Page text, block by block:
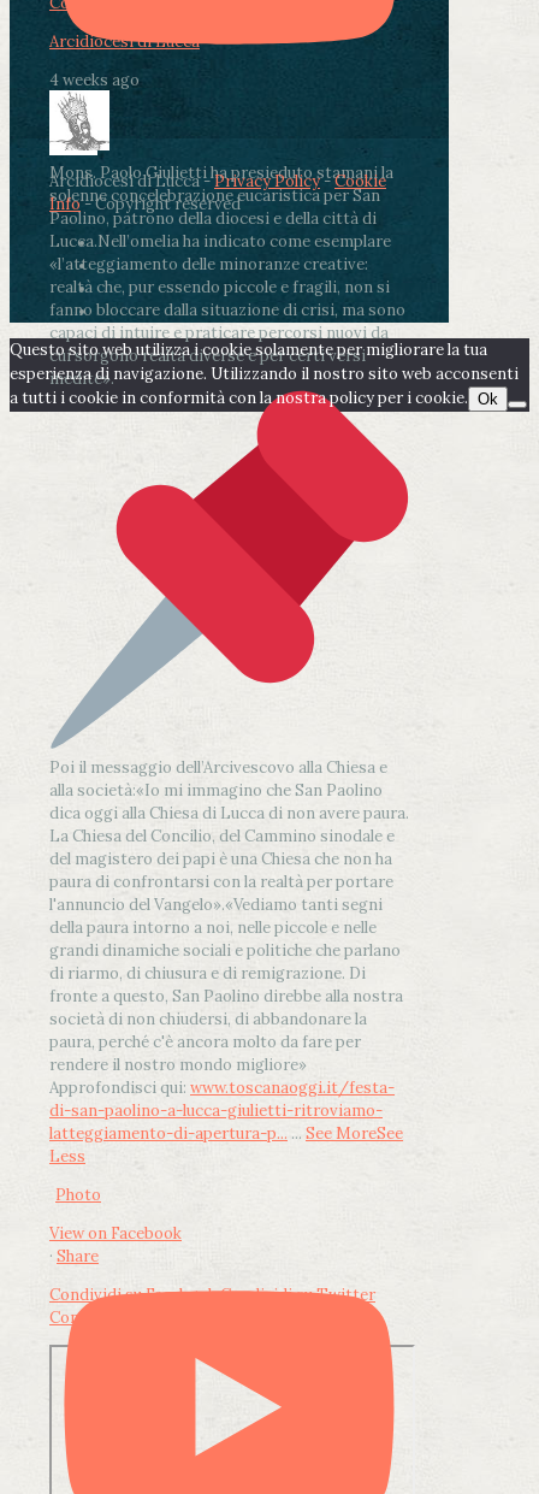
Arcidiocesi di Lucca
4 weeks ago
Mons. Paolo Giulietti ha presieduto stamani la
solenne concelebrazione eucaristica per San
Paolino, patrono della diocesi e della città di
Lucca.Nell’omelia ha indicato come esemplare
«l’atteggiamento delle minoranze creative:
realtà che, pur essendo piccole e fragili, non si
fanno bloccare dalla situazione di crisi, ma sono
capaci di intuire e praticare percorsi nuovi da
cui sorgono realtà diverse e per certi versi
inedite».
Poi il messaggio dell’Arcivescovo alla Chiesa e
alla società:«Io mi immagino che San Paolino
dica oggi alla Chiesa di Lucca di non avere paura.
La Chiesa del Concilio, del Cammino sinodale e
del magistero dei papi è una Chiesa che non ha
paura di confrontarsi con la realtà per portare
l'annuncio del Vangelo».«Vediamo tanti segni
della paura intorno a noi, nelle piccole e nelle
grandi dinamiche sociali e politiche che parlano
di riarmo, di chiusura e di remigrazione. Di
fronte a questo, San Paolino direbbe alla nostra
società di non chiudersi, di abbandonare la
paura, perché c'è ancora molto da fare per
rendere il nostro mondo migliore»
Approfondisci qui: www.toscanaoggi.it/festa-
di-san-paolino-a-lucca-giulietti-ritroviamo-
latteggiamento-di-apertura-p... ... See MoreSee
Less
Photo
View on Facebook
· Share
Condividi su FacebookCondividi su Twitter
Condividi su LinkedIn
Arcidiocesi di Lucca -Privacy Policy-Cookie
Info- Copyright reserved
Questo sito web utilizza i cookie solamente per migliorare la tua
esperienza di navigazione. Utilizzando il nostro sito web acconsenti
a tutti i cookie in conformità con la nostra policy per i cookie. Ok